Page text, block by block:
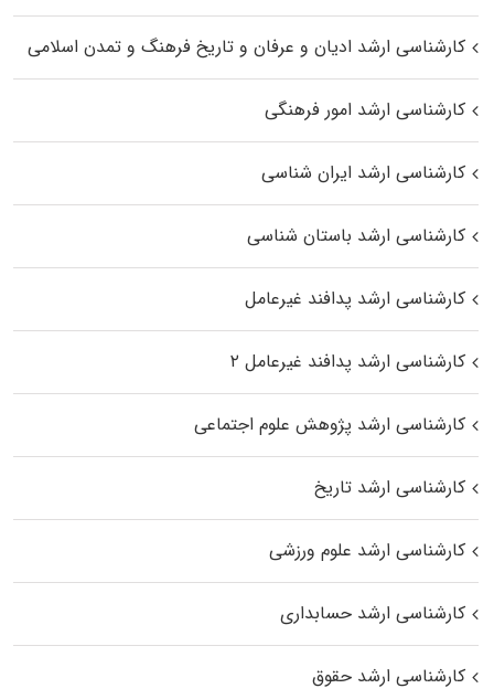
کارشناسی ارشد ادیان و عرفان و تاریخ فرهنگ و تمدن اسلامی
کارشناسی ارشد امور فرهنگی
کارشناسی ارشد ایران شناسی
کارشناسی ارشد باستان شناسی
کارشناسی ارشد پدافند غیرعامل
کارشناسی ارشد پدافند غیرعامل ۲
کارشناسی ارشد پژوهش علوم اجتماعی
کارشناسی ارشد تاریخ
کارشناسی ارشد علوم ورزشی
کارشناسی ارشد حسابداری
کارشناسی ارشد حقوق